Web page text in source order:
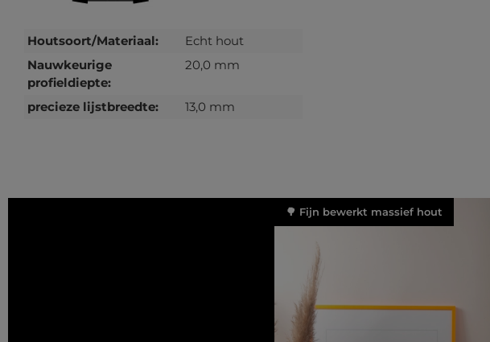
Houtsoort/Materiaal:
Echt hout
Nauwkeurige
profieldiepte:
20,0 mm
precieze lijstbreedte: 13,0 mm
🌳 Fijn bewerkt massief hout